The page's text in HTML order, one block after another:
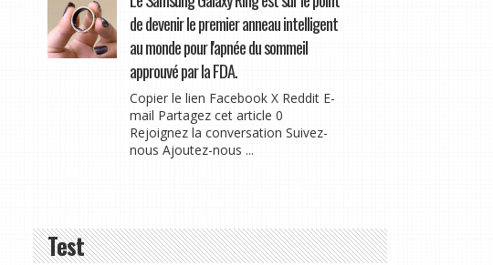
de devenir le premier anneau intelligent
au monde pour l'apnée du sommeil
approuvé par la FDA.
Copier le lien Facebook X Reddit E-
mail Partagez cet article 0
Rejoignez la conversation Suivez-
nous Ajoutez-nous ...
Test